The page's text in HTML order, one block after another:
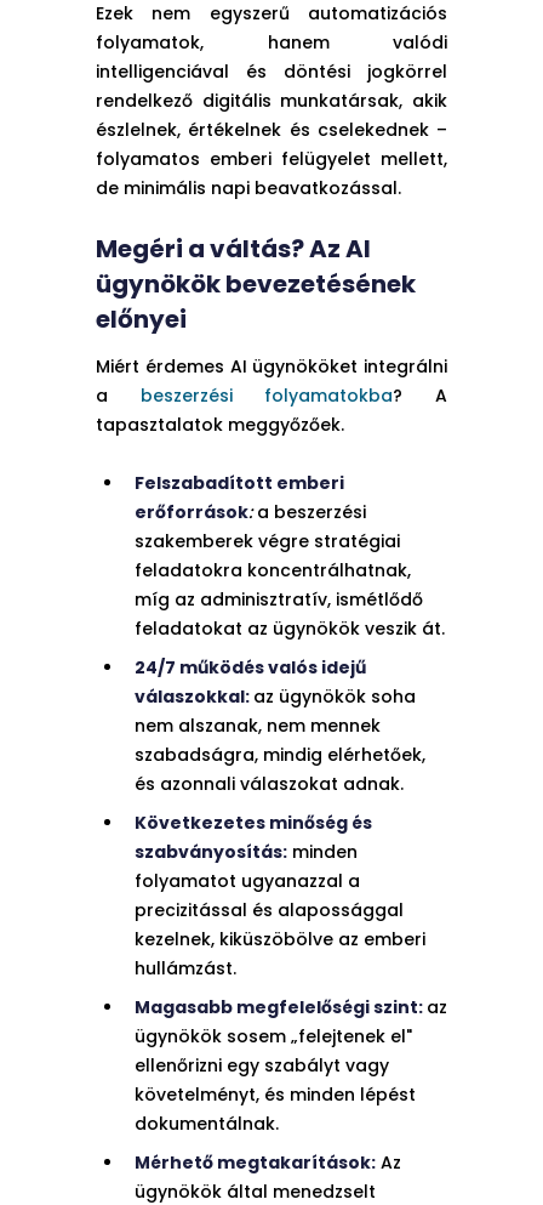
Ezek nem egyszerű automatizációs
folyamatok, hanem valódi
intelligenciával és döntési jogkörrel
rendelkező digitális munkatársak, akik
észlelnek, értékelnek és cselekednek –
folyamatos emberi felügyelet mellett,
de minimális napi beavatkozással.
Megéri a váltás? Az AI
ügynökök bevezetésének
előnyei
Miért érdemes AI ügynököket integrálni
a beszerzési folyamatokba? A
tapasztalatok meggyőzőek.
Felszabadított emberi
erőforrások:a beszerzési
szakemberek végre stratégiai
feladatokra koncentrálhatnak,
míg az adminisztratív, ismétlődő
feladatokat az ügynökök veszik át.
24/7 működés valós idejű
válaszokkal: az ügynökök soha
nem alszanak, nem mennek
szabadságra, mindig elérhetőek,
és azonnali válaszokat adnak.
Következetes minőség és
szabványosítás: minden
folyamatot ugyanazzal a
precizitással és alapossággal
kezelnek, kiküszöbölve az emberi
hullámzást.
Magasabb megfelelőségi szint: az
ügynökök sosem „felejtenek el"
ellenőrizni egy szabályt vagy
követelményt, és minden lépést
dokumentálnak.
Mérhető megtakarítások: Az
ügynökök által menedzselt